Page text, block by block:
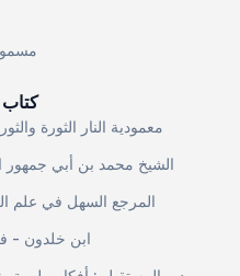
كتاب
معمودية النار الثورة
الشيخ محمد بن أبي جمهور
المرجع السهل في علم
ابن خلدون -